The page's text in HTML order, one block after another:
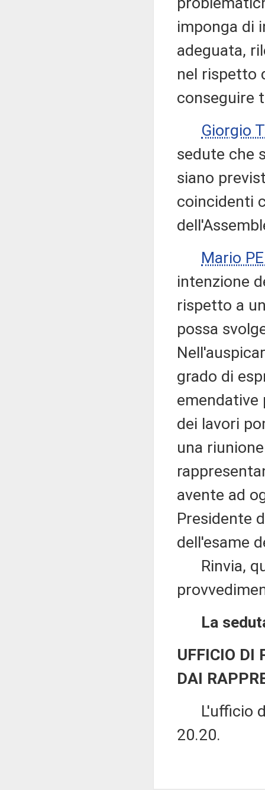
imponga di
adeguata,
nel rispetto
conseguire
Giorgio
sedute che
siano
coincidenti
Mario
intenzione
rispetto a
possa
grado di
emendative
dei lavori
una
avente ad
Presidente
dell'esame
Rinvia,
La
UFFICIO DI
DAI
L'ufficio di
20.20.